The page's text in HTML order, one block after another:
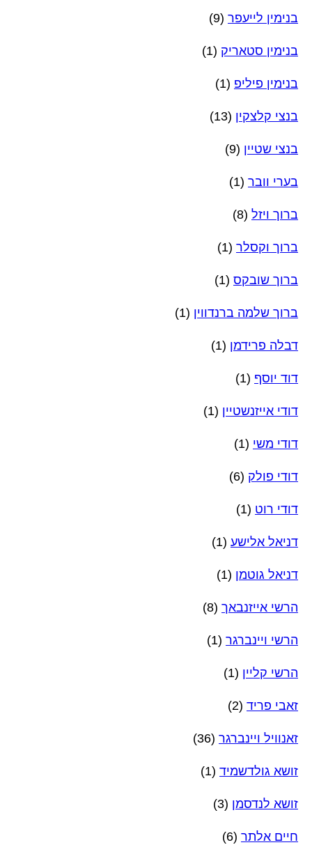
בנימין לייעפר (9)
בנימין סטאריק (1)
בנימין פיליפ (1)
בנצי קלצקין (13)
בנצי שטיין (9)
בערי וובר (1)
ברוך ויזל (8)
ברוך וקסלר (1)
ברוך שובקס (1)
ברוך שלמה ברנדווין (1)
דבלה פרידמן (1)
דוד יוסף (1)
דודי אייזנשטיין (1)
דודי משי (1)
דודי פולק (6)
דודי רוט (1)
דניאל אלישע (1)
דניאל גוטמן (1)
הרשי אייזנבאך (8)
הרשי ויינברגר (1)
הרשי קליין (1)
זאבי פריד (2)
זאנוויל ויינברגר (36)
זושא גולדשמיד (1)
זושא לנדסמן (3)
חיים אלתר (6)